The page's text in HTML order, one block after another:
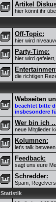
Artikel
hier könnt ihr
Off-Topic:
hier wird
Party-Time:
hier wird
die richtigen
Webseiten
beachtet bitte
insbesondere
Wer bin ich
neue Mitglieder
Kolumnen:
let's talk
Feedback:
sagt uns eure
Schredder:
Spam,
Statistik